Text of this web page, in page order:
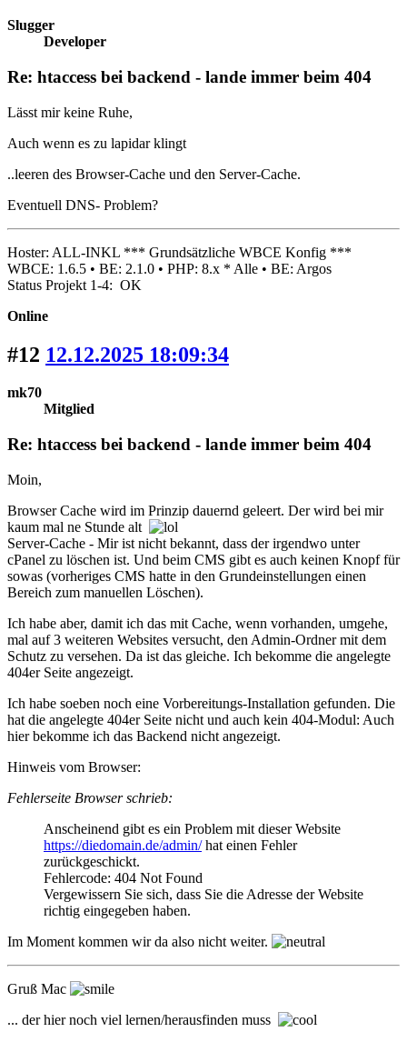
Slugger
Developer
Re: htaccess bei backend - lande immer beim 404
Lässt mir keine Ruhe,
Auch wenn es zu lapidar klingt
..leeren des Browser-Cache und den Server-Cache.
Eventuell DNS- Problem?
Hoster: ALL-INKL *** Grundsätzliche WBCE Konfig ***
WBCE: 1.6.5 • BE: 2.1.0 • PHP: 8.x * Alle • BE: Argos
Status Projekt 1-4: OK
Online
#12 12.12.2025 18:09:34
mk70
Mitglied
Re: htaccess bei backend - lande immer beim 404
Moin,
Browser Cache wird im Prinzip dauernd geleert. Der wird bei mir
kaum mal ne Stunde alt
Server-Cache - Mir ist nicht bekannt, dass der irgendwo unter
cPanel zu löschen ist. Und beim CMS gibt es auch keinen Knopf für
sowas (vorheriges CMS hatte in den Grundeinstellungen einen
Bereich zum manuellen Löschen).
Ich habe aber, damit ich das mit Cache, wenn vorhanden, umgehe,
mal auf 3 weiteren Websites versucht, den Admin-Ordner mit dem
Schutz zu versehen. Da ist das gleiche. Ich bekomme die angelegte
404er Seite angezeigt.
Ich habe soeben noch eine Vorbereitungs-Installation gefunden. Die
hat die angelegte 404er Seite nicht und auch kein 404-Modul: Auch
hier bekomme ich das Backend nicht angezeigt.
Hinweis vom Browser:
Fehlerseite Browser schrieb:
Anscheinend gibt es ein Problem mit dieser Website
https://diedomain.de/admin/hat einen Fehler
zurückgeschickt.
Fehlercode: 404 Not Found
Vergewissern Sie sich, dass Sie die Adresse der Website
richtig eingegeben haben.
Im Moment kommen wir da also nicht weiter.
Gruß Mac
... der hier noch viel lernen/herausfinden muss